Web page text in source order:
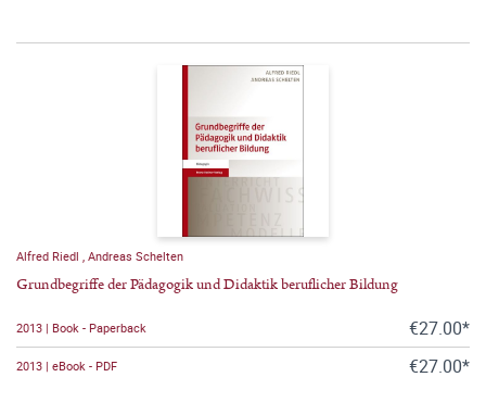
Alfred Riedl Andreas Schelten
Grundbegriffe der Pädagogik und Didaktik beruflicher Bildung
2013 | Book - Paperback €27.00*
2013 | eBook - PDF €27.00*